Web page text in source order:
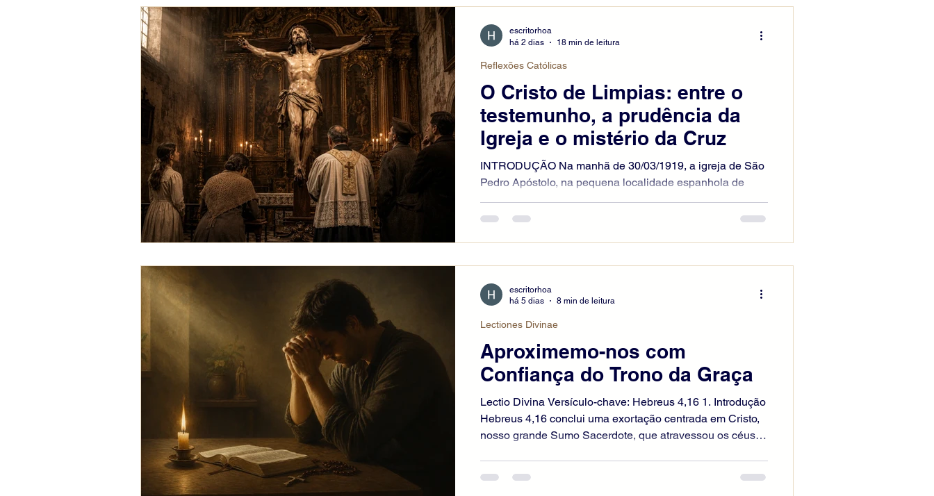
O Cristo de Limpias: entre o
testemunho, a prudência da
Igreja e o mistério da Cruz
INTRODUÇÃO Na manhã de 30/03/1919, a igreja de São
Pedro Apóstolo, na pequena localidade espanhola de
Limpias, acolhia uma das celebrações de uma missão
popular pregada por religiosos capuchinhos. Em certo
colocado no retábulo. Segundo os relatos, ela afirmou que
os olhos da imagem estavam se fechando. Outras
crianças teriam feito a mesma observação. Mais tarde,
Reflexões Católicas
escritorhoa
há 2 dias
18 min de leitura
Aproximemo-nos com
Confiança do Trono da Graça
Lectio Divina Versículo-chave: Hebreus 4,16 1. Introdução
Hebreus 4,16 conclui uma exortação centrada em Cristo,
nosso grande Sumo Sacerdote, que atravessou os céus e
humana. O versículo convida o fiel a aproximar-se de
Lectiones Divinae
escritorhoa
há 5 dias
8 min de leitura